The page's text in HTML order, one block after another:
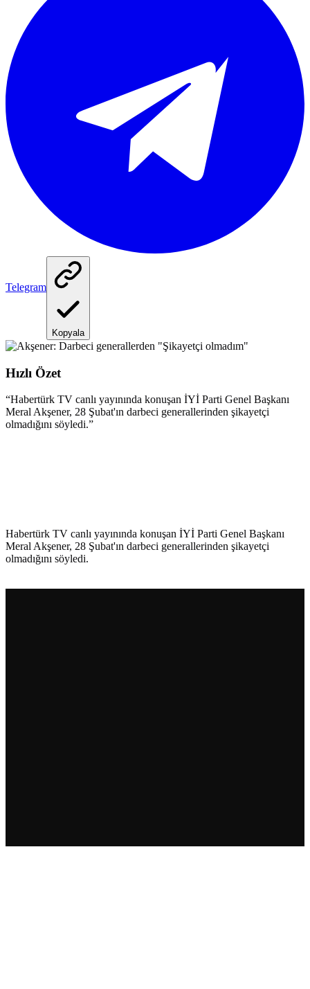
Telegram
Kopyala
Hızlı Özet
“Habertürk TV canlı yayınında konuşan İYİ Parti Genel Başkanı
Meral Akşener, 28 Şubat'ın darbeci generallerinden şikayetçi
olmadığını söyledi.”
Habertürk TV canlı yayınında konuşan İYİ Parti Genel Başkanı
Meral Akşener, 28 Şubat'ın darbeci generallerinden şikayetçi
olmadığını söyledi.